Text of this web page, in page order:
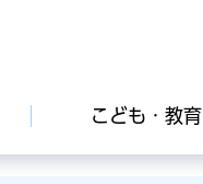
こども・教育